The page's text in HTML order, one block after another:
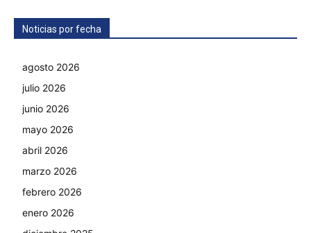
Noticias por fecha
agosto 2026
julio 2026
junio 2026
mayo 2026
abril 2026
marzo 2026
febrero 2026
enero 2026